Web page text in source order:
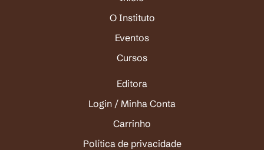
O Instituto
Eventos
Cursos
Editora
Login / Minha Conta
Carrinho
Política de privacidade